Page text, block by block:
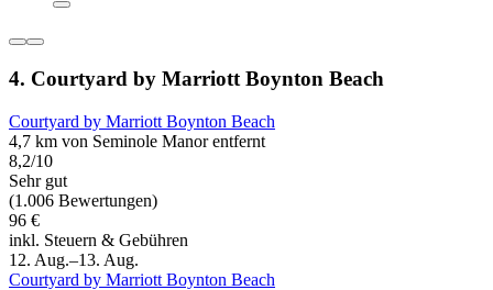
4. Courtyard by Marriott Boynton Beach
Courtyard by Marriott Boynton Beach
4,7 km von Seminole Manor entfernt
8,2/10
Sehr gut
(1.006 Bewertungen)
96 €
inkl. Steuern & Gebühren
12. Aug.–13. Aug.
Courtyard by Marriott Boynton Beach